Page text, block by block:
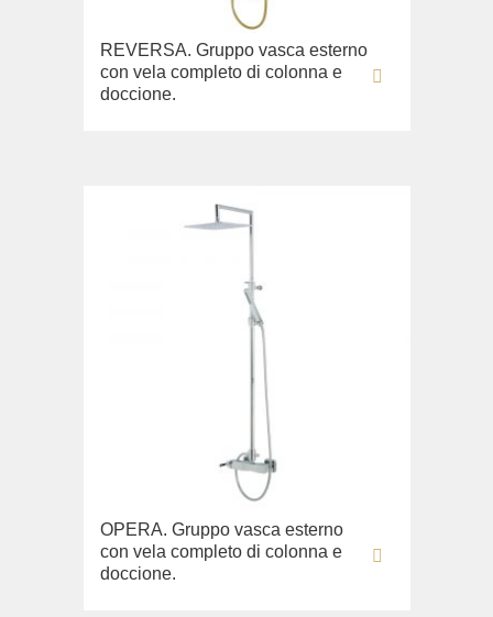
REVERSA. Gruppo vasca esterno
con vela completo di colonna e
doccione.
OPERA. Gruppo vasca esterno
con vela completo di colonna e
doccione.